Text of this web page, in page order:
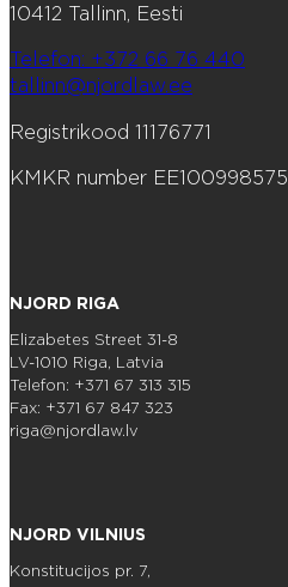
10412 Tallinn, Eesti
Telefon: +372 66 76 440
tallinn@njordlaw.ee
Registrikood 11176771
KMKR number EE100998575
NJORD RIGA
Elizabetes Street 31-8
LV-1010 Riga, Latvia
Telefon: +371 67 313 315
Fax: +371 67 847 323
riga@njordlaw.lv
NJORD VILNIUS
Konstitucijos pr. 7,